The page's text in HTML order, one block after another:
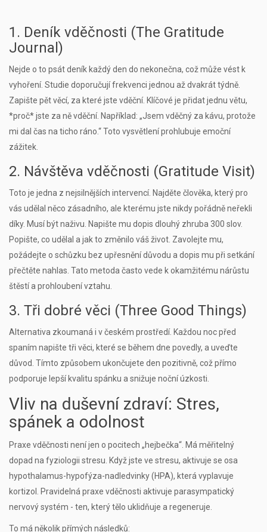
1. Deník vděčnosti (The Gratitude
Journal)
Nejde o to psát deník každý den do nekonečna, což může vést k
vyhoření. Studie doporučují frekvenci jednou až dvakrát týdně.
Zapište pět věcí, za které jste vděční. Klíčové je přidat jednu větu,
*proč* jste za ně vděční. Například: „Jsem vděčný za kávu, protože
mi dal čas na ticho ráno.“ Toto vysvětlení prohlubuje emoční
zážitek.
2. Návštěva vděčnosti (Gratitude Visit)
Toto je jedna z nejsilnějších intervencí. Najděte člověka, který pro
vás udělal něco zásadního, ale kterému jste nikdy pořádně neřekli
díky. Musí být naživu. Napište mu dopis dlouhý zhruba 300 slov.
Popište, co udělal a jak to změnilo váš život. Zavolejte mu,
požádejte o schůzku bez upřesnění důvodu a dopis mu při setkání
přečtěte nahlas. Tato metoda často vede k okamžitému nárůstu
štěstí a prohloubení vztahu.
3. Tři dobré věci (Three Good Things)
Alternativa zkoumaná i v českém prostředí. Každou noc před
spaním napište tři věci, které se během dne povedly, a uveďte
důvod. Tímto způsobem ukončujete den pozitivně, což přímo
podporuje lepší kvalitu spánku a snižuje noční úzkosti.
Vliv na duševní zdraví: Stres,
spánek a odolnost
Praxe vděčnosti není jen o pocitech „hejbečka“. Má měřitelný
dopad na fyziologii stresu. Když jste ve stresu, aktivuje se osa
hypothalamus-hypofýza-nadledvinky (HPA), která vyplavuje
kortizol. Pravidelná praxe vděčnosti aktivuje parasympatický
nervový systém - ten, který tělo uklidňuje a regeneruje.
To má několik přímých následků: